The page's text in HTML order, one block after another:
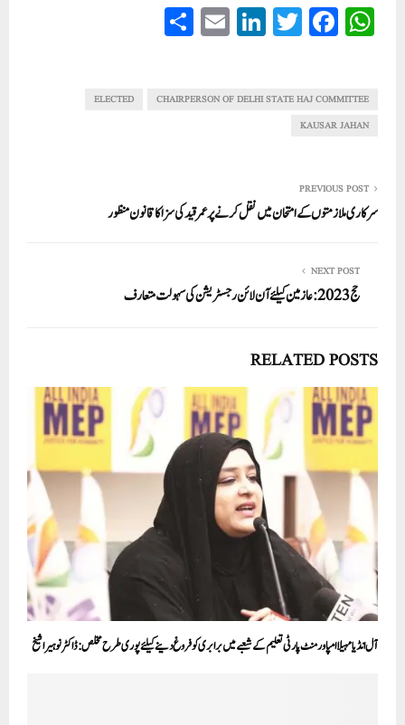
W
ha
A
pp
Fa
ce
ok
T
wi
r
Li
nk
In
E
m
CHAIRPERSON OF DELHI STATE HAJ COMMITTEE
ELECTED
KAUSAR JAHAN
PREVIOUS POST
سرکاری ملازمتوں کے امتحان میں نقل کرنے پر عمر قید کی سزا کا قانون منظور
NEXT POST
حج2023: عازمین کیلئے آن لائن رجسٹریشن کی سہولت متعارف
RELATED POSTS
آل انڈیا مہیلا امپاورمنٹ پارٹی تعلیم کے شعبے میں برابری کو فروغ دینے کیلئے پوری طرح مخلص: ڈاکٹر نوہیرا شیخ